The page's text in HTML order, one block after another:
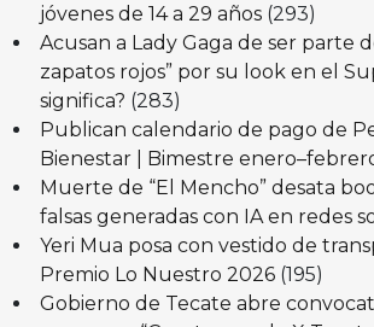
jóvenes de 14 a 29 años (293)
Acusan a Lady Gaga de ser parte
zapatos rojos” por su look en el
significa? (283)
Publican calendario de pago de
Bienestar | Bimestre
Muerte de “El Mencho” desata
falsas generadas con IA en redes
Yeri Mua posa con vestido de
Premio Lo Nuestro 2026 (195)
Gobierno de Tecate abre